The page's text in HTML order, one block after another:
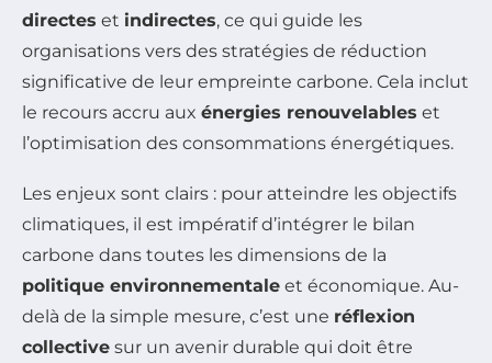
directes et indirectes, ce qui guide les
organisations vers des stratégies de réduction
significative de leur empreinte carbone. Cela inclut
le recours accru aux énergies renouvelables et
l’optimisation des consommations énergétiques.
Les enjeux sont clairs : pour atteindre les objectifs
climatiques, il est impératif d’intégrer le bilan
carbone dans toutes les dimensions de la
politique environnementale et économique. Au-
delà de la simple mesure, c’est une réflexion
collective sur un avenir durable qui doit être